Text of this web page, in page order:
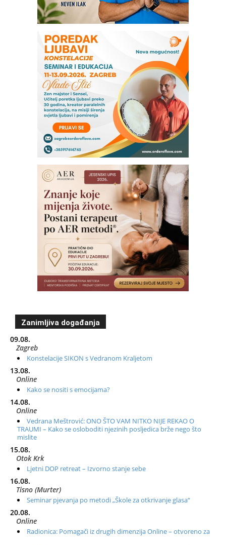
Zanimljiva događanja
09.08.
Zagreb
Konstelacije SIKON s Vedranom Kraljetom
13.08.
Online
Kako se nositi s emocijama?
14.08.
Online
Vedrana Meštrović: ONO ŠTO VAM NITKO NIJE REKAO O
TRAUMI – Kako se osloboditi njezinih posljedica brže nego što
mislite
15.08.
Otok Krk
Ljetni DOP retreat – Izvorno stanje sebe
16.08.
Tisno (Murter)
Seminar pjevanja po metodi „Škole za otkrivanje glasa“
20.08.
Online
Radionica: Pomagači iz drugih dimenzija Online – otvoreno za